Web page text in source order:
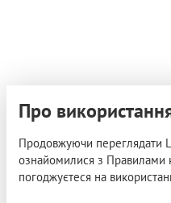
Про
Продовжуючи переглядати
ознайомилися з Правилами
погоджуєтеся на